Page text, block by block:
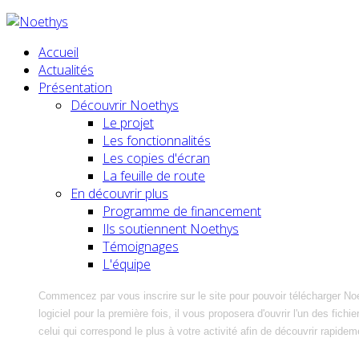
Accueil
Actualités
Présentation
Découvrir Noethys
Le projet
Les fonctionnalités
Les copies d'écran
La feuille de route
En découvrir plus
Programme de financement
Ils soutiennent Noethys
Témoignages
L'équipe
Commencez par vous inscrire sur le site pour pouvoir télécharger
logiciel pour la première fois, il vous proposera d'ouvrir l'un des
celui qui correspond le plus à votre activité afin de découvrir